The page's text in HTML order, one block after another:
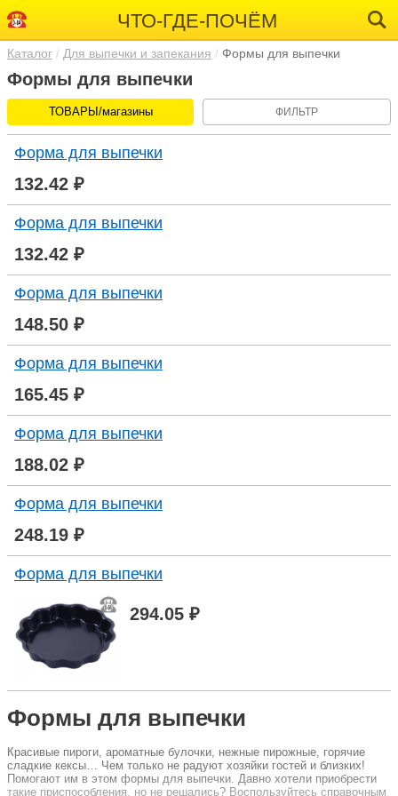
ЧТО-ГДЕ-ПОЧЁМ
Каталог Для выпечки и запекания Формы для выпечки
Формы для выпечки
ТОВАРЫ/магазины ФИЛЬТР
Форма для выпечки
132.42 ₽
Форма для выпечки
132.42 ₽
Форма для выпечки
148.50 ₽
Форма для выпечки
165.45 ₽
Форма для выпечки
188.02 ₽
Форма для выпечки
248.19 ₽
Форма для выпечки
294.05 ₽
Формы для выпечки
Красивые пироги, ароматные булочки, нежные пирожные, горячие
сладкие кексы… Чем только не радуют хозяйки гостей и близких!
Помогают им в этом формы для выпечки. Давно хотели приобрести
такие приспособления, но не решались? Воспользуйтесь справочным